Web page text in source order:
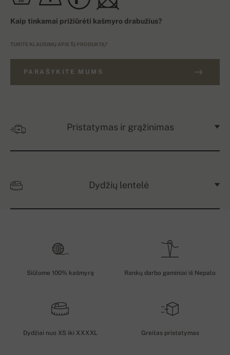
Kaip tinkamai prižiūrėti kašmyro drabužius?
TURITE KLAUSIMŲ APIE ŠĮ PRODUKTĄ?
PARAŠYKITE MUMS
Pristatymas ir grąžinimas
Dydžių lentelė
Siūlome 100% kašmyrą Rankų darbo gaminiai iš Nepalo
Dydžiai nuo XS iki XXXXL Greitas pristatymas